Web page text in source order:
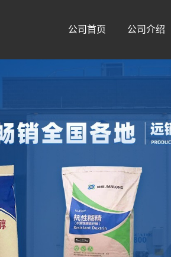
公司首页 公司介绍